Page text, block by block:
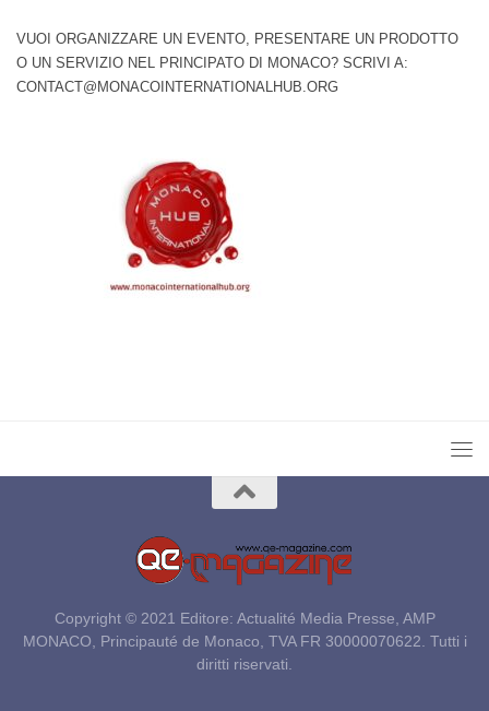
VUOI ORGANIZZARE UN EVENTO, PRESENTARE UN PRODOTTO
O UN SERVIZIO NEL PRINCIPATO DI MONACO? SCRIVI A:
CONTACT@MONACOINTERNATIONALHUB.ORG
Copyright © 2021 Editore: Actualité Media Presse, AMP
MONACO, Principauté de Monaco, TVA FR 30000070622. Tutti i
diritti riservati.